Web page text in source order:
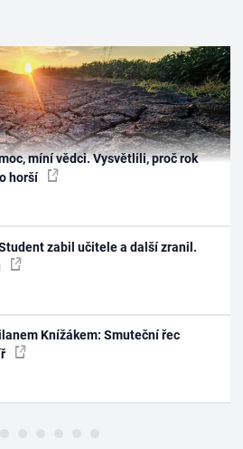
míní vědci. Vysvětlili, proč rok
horší
zabil učitele a další zranil.
Knížákem: Smuteční řec